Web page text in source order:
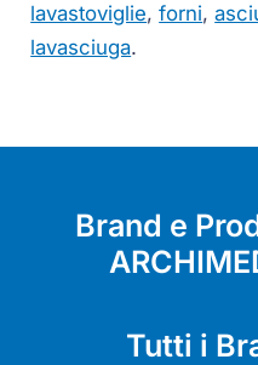
lavastoviglie,forni,
lavasciuga.
Brand e
Tutti i